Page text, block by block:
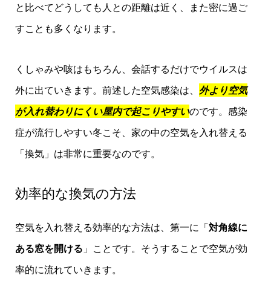
と比べてどうしても人との距離は近く、また密に過ご
すことも多くなります。
くしゃみや咳はもちろん、会話するだけでウイルスは
外に出ていきます。前述した空気感染は、 外より空気
が入れ替わりにくい屋内で起こりやすいのです。感染
症が流行しやすい冬こそ、家の中の空気を入れ替える
「換気」は非常に重要なのです。
効率的な換気の方法
空気を入れ替える効率的な方法は、第一に「対角線に
ある窓を開ける」ことです。そうすることで空気が効
率的に流れていきます。